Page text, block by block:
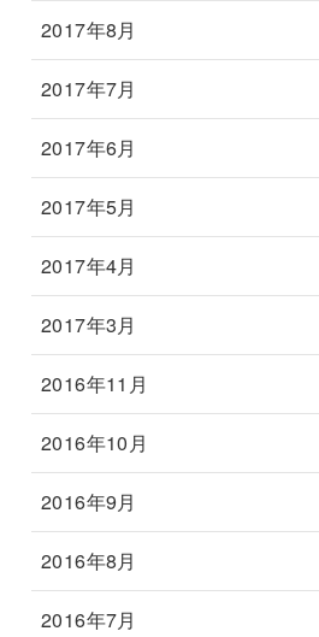
2017年8月
2017年7月
2017年6月
2017年5月
2017年4月
2017年3月
2016年11月
2016年10月
2016年9月
2016年8月
2016年7月